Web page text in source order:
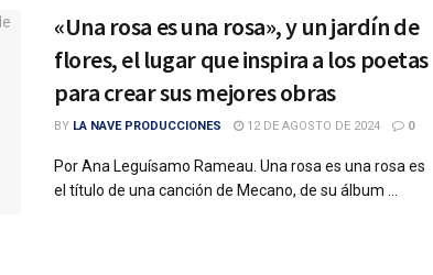
«Una rosa es una rosa», y un jardín de
flores, el lugar que inspira a los poetas
para crear sus mejores obras
BY LA NAVE PRODUCCIONES 12 DE AGOSTO DE 2024 0
Por Ana Leguísamo Rameau. Una rosa es una rosa es
el título de una canción de Mecano, de su álbum ...